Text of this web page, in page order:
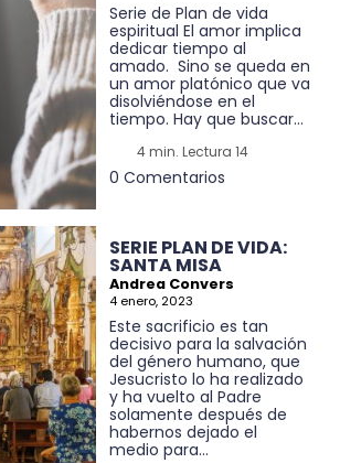
Serie de Plan de vida
espiritual El amor implica
dedicar tiempo al
amado. Sino se queda en
un amor platónico que va
disolviéndose en el
tiempo. Hay que buscar...
4 min. Lectura 14
0 Comentarios
SERIE PLAN DE VIDA:
SANTA MISA
Andrea Convers
4 enero, 2023
Este sacrificio es tan
decisivo para la salvación
del género humano, que
Jesucristo lo ha realizado
y ha vuelto al Padre
solamente después de
habernos dejado el
medio para...